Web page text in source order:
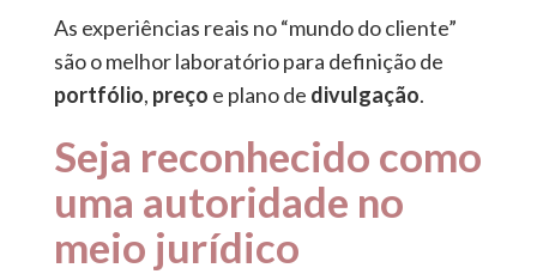
As experiências reais no “mundo do cliente”
são o melhor laboratório para definição de
portfólio, preço e plano de divulgação.
Seja reconhecido como
uma autoridade no
meio jurídico